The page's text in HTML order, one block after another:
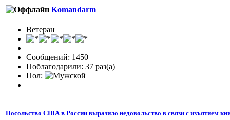
Komandarm
Ветеран
Сообщений: 1450
Поблагодарили: 37 раз(а)
Пол:
Посольство США в России выразило недовольство в связи с изъятием